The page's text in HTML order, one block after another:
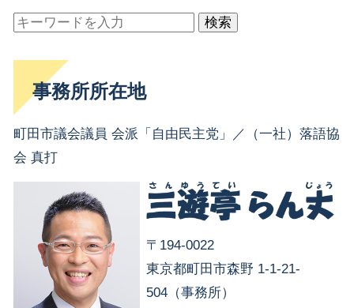
検索
事務所所在地
町田市議会議員 会派「自由民主党」／（一社）落語協
会 真打
〒194-0022
東京都町田市森野 1-1-21-
504（事務所）